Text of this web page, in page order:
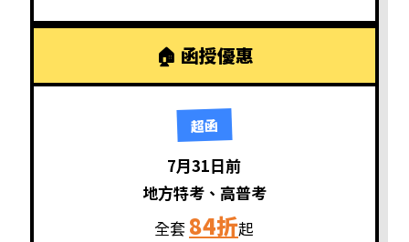
超函
7月31日前
地方特考、高普考
全套 84折起